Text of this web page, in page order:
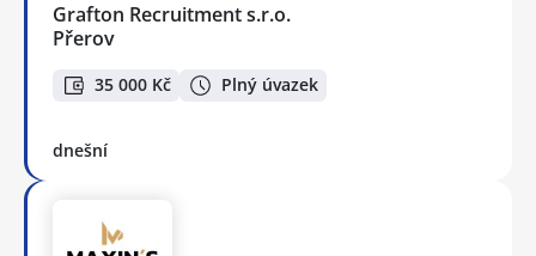
Grafton Recruitment s.r.o.
Přerov
35 000 Kč Plný úvazek
dnešní